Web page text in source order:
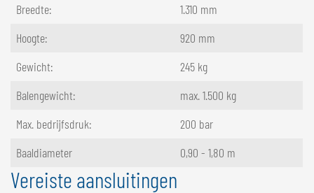
Breedte:
1.310 mm
Hoogte:
920 mm
Gewicht:
245 kg
Balengewicht:
max. 1.500 kg
Max. bedrijfsdruk:
200 bar
Baaldiameter
0,90 - 1,80 m
Vereiste aansluitingen